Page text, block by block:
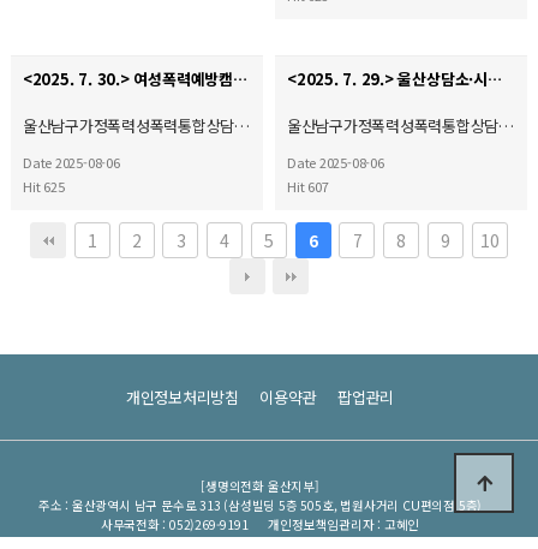
<2025. 7. 30.> 여성폭력예방캠페인(자체)♥
울산남구가정폭력성폭력통합상담…
Date 2025-08-06
Hit 625
<2025. 7. 29.> 울산상담소·시설협의회 여성폭력예방캠페인♥
울산남구가정폭력성폭력통합상담…
Date 2025-08-06
Hit 607
1 2 3 4 5 6 7 8 9 10
개인정보처리방침 이용약관 팝업관리
[생명의전화 울산지부]
주소 : 울산광역시 남구 문수로 313 (삼성빌딩 5층 505호, 법원사거리 CU편의점 5층)
사무국전화 : 052)269-9191
개인정보책임관리자 : 고혜인